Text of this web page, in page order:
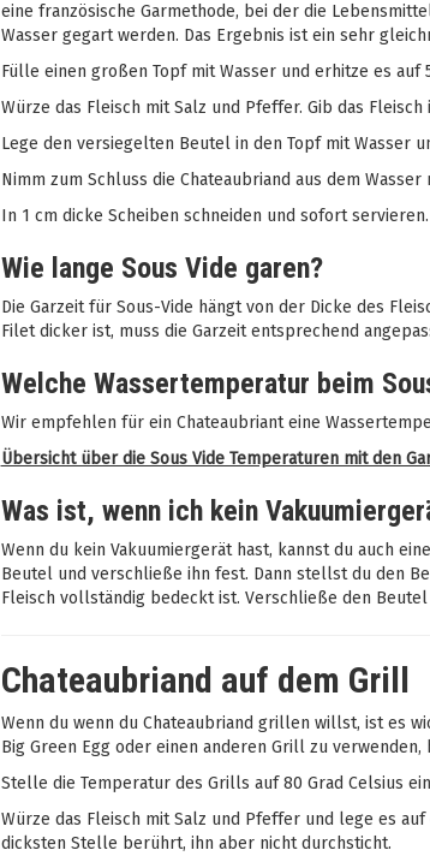
eine französische Garmethode, bei der die
Wasser gegart werden. Das Ergebnis ist ein sehr
Fülle einen großen Topf mit Wasser und erhitze es auf
Würze das Fleisch mit Salz und Pfeffer. Gib das
Lege den versiegelten Beutel in den Topf mit Wasser
Nimm zum Schluss die Chateaubriand aus dem
In 1 cm dicke Scheiben schneiden und sofort servieren.
Wie lange Sous Vide garen?
Die Garzeit für Sous-Vide hängt von der Dicke des
Filet dicker ist, muss die Garzeit entsprechend
Welche Wassertemperatur beim
Wir empfehlen für ein Chateaubriant eine
Übersicht über die Sous Vide Temperaturen mit den
Was ist, wenn ich kein
Wenn du kein Vakuumiergerät hast, kannst du auch
Beutel und verschließe ihn fest. Dann stellst du den
Fleisch vollständig bedeckt ist. Verschließe den
Chateaubriand auf dem Grill
Wenn du wenn du Chateaubriand grillen willst, ist es
Big Green Egg oder einen anderen Grill zu
Stelle die Temperatur des Grills auf 80 Grad Celsius
Würze das Fleisch mit Salz und Pfeffer und lege es
dicksten Stelle berührt, ihn aber nicht durchsticht.